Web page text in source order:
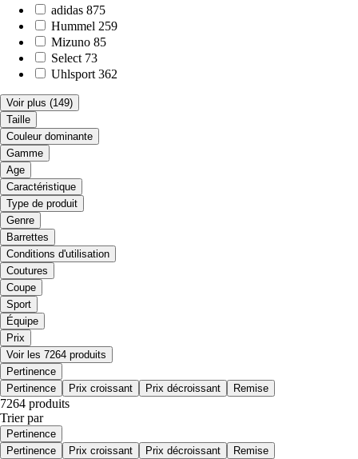
adidas 875
Hummel 259
Mizuno 85
Select 73
Uhlsport 362
Voir plus (149)
Taille
Couleur dominante
Gamme
Age
Caractéristique
Type de produit
Genre
Barrettes
Conditions d'utilisation
Coutures
Coupe
Sport
Équipe
Prix
Voir les 7264 produits
Pertinence
Pertinence
Prix croissant Prix décroissant Remise
7264 produits
Trier par
Pertinence
Pertinence
Prix croissant Prix décroissant Remise